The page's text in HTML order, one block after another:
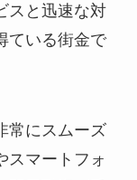
スと迅速な対
ている街金で
常にスムーズ
スマートフォ